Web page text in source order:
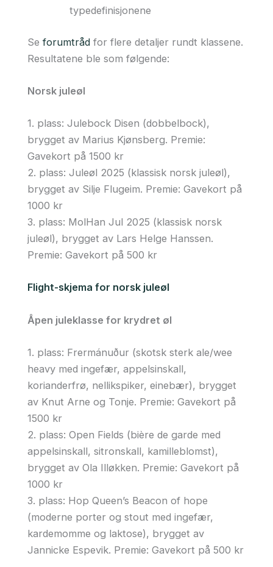
typedefinisjonene
Se forumtrådfor flere detaljer rundt klassene.
Resultatene ble som følgende:
Norsk juleøl
1. plass: Julebock Disen (dobbelbock),
brygget av Marius Kjønsberg. Premie:
Gavekort på 1500 kr
2. plass: Juleøl 2025 (klassisk norsk juleøl),
brygget av Silje Flugeim. Premie: Gavekort på
1000 kr
3. plass: MolHan Jul 2025 (klassisk norsk
juleøl), brygget av Lars Helge Hanssen.
Premie: Gavekort på 500 kr
Flight-skjema for norsk juleøl
Åpen juleklasse for krydret øl
1. plass: Frermánuður (skotsk sterk ale/wee
heavy med ingefær, appelsinskall,
korianderfrø, nellikspiker, einebær), brygget
av Knut Arne og Tonje. Premie: Gavekort på
1500 kr
2. plass: Open Fields (bière de garde med
appelsinskall, sitronskall, kamilleblomst),
brygget av Ola Illøkken. Premie: Gavekort på
1000 kr
3. plass: Hop Queen’s Beacon of hope
(moderne porter og stout med ingefær,
kardemomme og laktose), brygget av
Jannicke Espevik. Premie: Gavekort på 500 kr